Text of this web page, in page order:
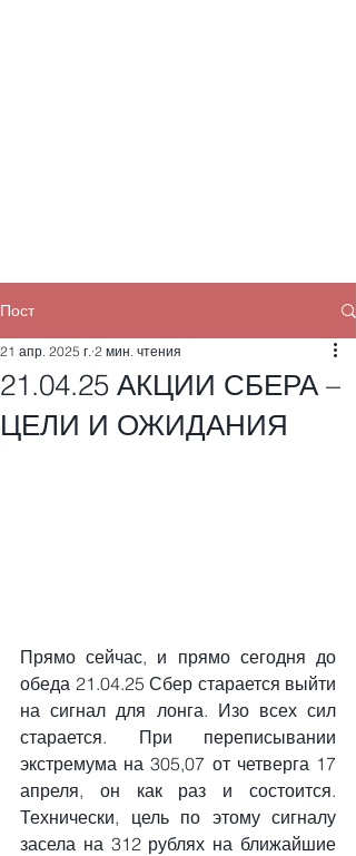
Пост
21.04.25 АКЦИИ СБЕРА –
ЦЕЛИ И ОЖИДАНИЯ
21 апр. 2025 г. 2 мин. чтения
Прямо сейчас, и прямо сегодня до
обеда 21.04.25 Сбер старается выйти
на сигнал для лонга. Изо всех сил
старается. При переписывании
экстремума на 305,07 от четверга 17
апреля, он как раз и состоится.
Технически, цель по этому сигналу
засела на 312 рублях на ближайшие